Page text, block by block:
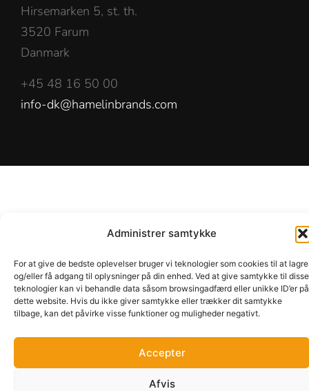
Administrer samtykke
For at give de bedste oplevelser bruger vi teknologier som cookies til at lagre
og/eller få adgang til oplysninger på din enhed. Ved at give samtykke til disse
teknologier kan vi behandle data såsom browsingadfærd eller unikke ID’er på
dette website. Hvis du ikke giver samtykke eller trækker dit samtykke
tilbage, kan det påvirke visse funktioner og muligheder negativt.
Accepter
Afvis
Hirsemarken 5, st. th.
3520 Farum
Danmark
+45 48 16 50 00
info-dk@hamelinbrands.com